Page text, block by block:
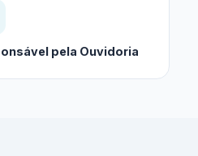
pela Ouvidoria